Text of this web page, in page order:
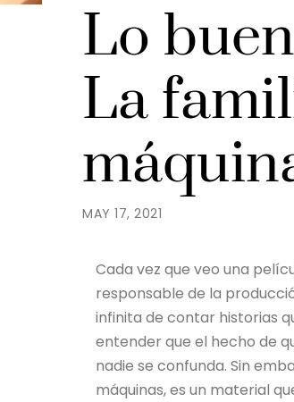
MAY 17, 2021
Lo
La
Cada vez que veo una
responsable de la
infinita de contar historias
entender que el hecho de
nadie se confunda. Sin
máquinas, es un material